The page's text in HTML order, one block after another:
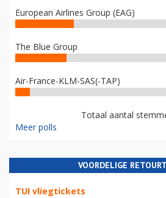
European Airlines Group (EAG)
The Blue Group
Air-France-KLM-SAS(-TAP)
Totaal aantal
Meer polls
VOORDELIGE
TUI vliegtickets